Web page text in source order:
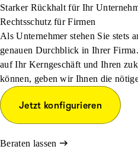
Starker Rückhalt für Ihr
Rechtsschutz für Firmen
Als Unternehmer stehen Sie stets
genauen Durchblick in Ihrer
auf Ihr Kerngeschäft und Ihren
können, geben wir Ihnen die
Jetzt konfigurieren
Beraten lassen